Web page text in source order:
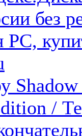
без
PC,
/